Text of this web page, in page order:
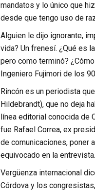
mandatos y lo único que
desde que tengo uso de
Alguien le dijo ignorante,
vida? Un frenesí. ¿Qué es
pero como terminó?
Ingeniero Fujimori de los
Rincón es un periodista
Hildebrandt), que no deja
línea editorial conocida de
fue Rafael Correa, ex
de comunicaciones, poner
equivocado en la entrevista.
Vergüenza internacional
Córdova y los